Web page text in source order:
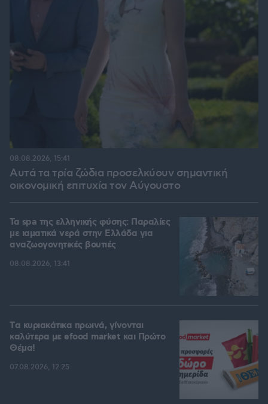
Αυτά τα τρία ζώδια προσελκύουν σημαντική
οικονομική επιτυχία τον Αύγουστο
08.08.2026, 15:41
Τα spa της ελληνικής φύσης: Παραλίες
με ιαματικά νερά στην Ελλάδα για
αναζωογονητικές βουτιές
08.08.2026, 13:41
Tα κυριακάτικα πρωινά, γίνονται
καλύτερα με efood market και Πρώτο
Θέμα!
07.08.2026, 12:25